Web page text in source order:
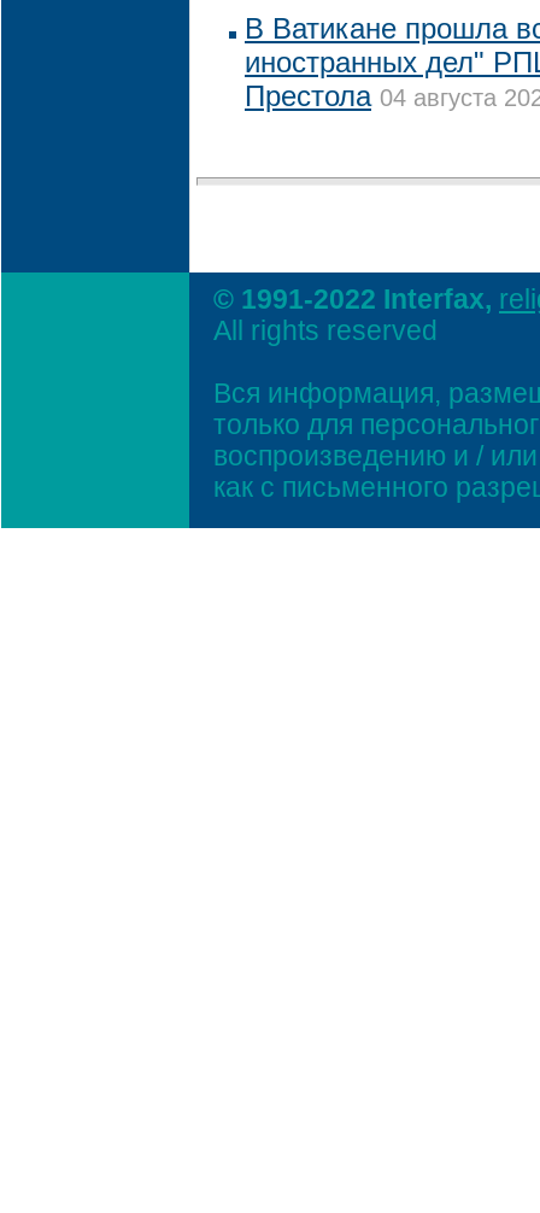
В Ватикане прошла
иностранных дел"
Престола 04 августа
© 1991-2022 Interfax,
All rights reserved
Вся информация,
только для
воспроизведению и /
как с письменного